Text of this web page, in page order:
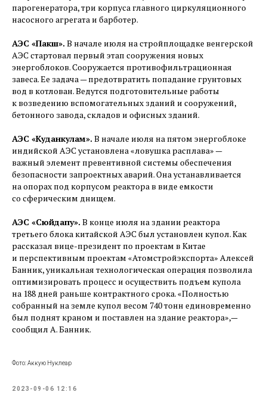
парогенератора, три корпуса главного циркуляционного
насосного агрегата и барботер.
АЭС «Пакш». В начале июля на стройплощадке венгерской
АЭС стартовал первый этап сооружения новых
энергоблоков. Сооружается противофильтрационная
завеса. Ее задача — ​предотвратить попадание грунтовых
вод в котлован. Ведутся подготовительные работы
к возведению вспомогательных зданий и сооружений,
бетонного завода, складов и офисных зданий.
АЭС «Куданкулам». В начале июля на пятом энергоблоке
индийской АЭС установлена «ловушка расплава» — ​
важный элемент превентивной системы обеспечения
безопасности запроектных аварий. Она устанавливается
на опорах под корпусом реактора в виде емкости
со сферическим днищем.
АЭС «Сюйдапу». В конце июля на здании реактора
третьего блока китайской АЭС был установлен купол. Как
рассказал вице-президент по проектам в Китае
и перспективным проектам «Атомстройэкспорта» Алексей
Банник, уникальная технологическая операция позволила
оптимизировать процесс и осуществить подъем купола
на 188 дней раньше контрактного срока. «Полностью
собранный на земле купол весом 740 тонн единовременно
был поднят краном и поставлен на здание реактора», — ​
сообщил А. Банник.
Фото: Аккую Нуклеар
2023-09-06 12:16